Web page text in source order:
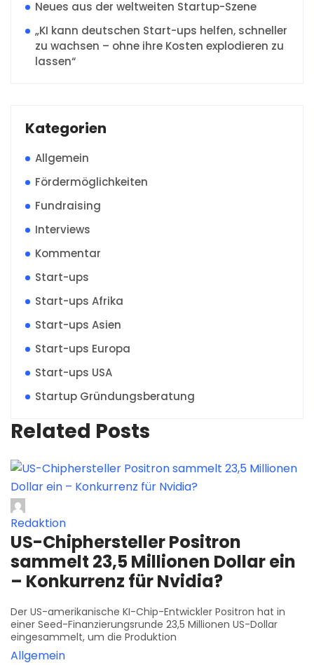
Neues aus der weltweiten Startup-Szene
„KI kann deutschen Start-ups helfen, schneller
zu wachsen – ohne ihre Kosten explodieren zu
lassen“
Kategorien
Allgemein
Fördermöglichkeiten
Fundraising
Interviews
Kommentar
Start-ups
Start-ups Afrika
Start-ups Asien
Start-ups Europa
Start-ups USA
Startup Gründungsberatung
Related Posts
Redaktion
US-Chiphersteller Positron
sammelt 23,5 Millionen Dollar ein
– Konkurrenz für Nvidia?
Der US-amerikanische KI-Chip-Entwickler Positron hat in
einer Seed-Finanzierungsrunde 23,5 Millionen US-Dollar
eingesammelt, um die Produktion
Allgemein